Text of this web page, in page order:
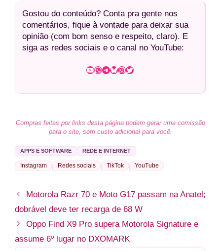
Gostou do conteúdo? Conta pra gente nos
comentários, fique à vontade para deixar sua
opinião (com bom senso e respeito, claro). E
siga as redes sociais e o canal no YouTube:
Youtube WhatsApp TelegramBluesky InstagramTwitter
Compras feitas por links desta página podem gerar uma comissão
para o site, sem custo adicional para você.
APPS E SOFTWARE REDE E INTERNET
Instagram Redes sociais TikTok YouTube
Motorola Razr 70 e Moto G17 passam na Anatel;
dobrável deve ter recarga de 68 W
Oppo Find X9 Pro supera Motorola Signature e
assume 6º lugar no DXOMARK